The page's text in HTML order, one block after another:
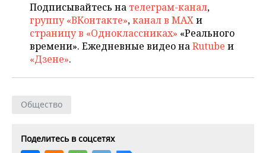
Подписывайтесь на телеграм-канал,
группу «ВКонтакте»,канал в MAXи
страницу в «Одноклассниках» «Реального
времени». Ежедневные видео наRutube и
«Дзене».
Общество
Поделитесь в соцсетях